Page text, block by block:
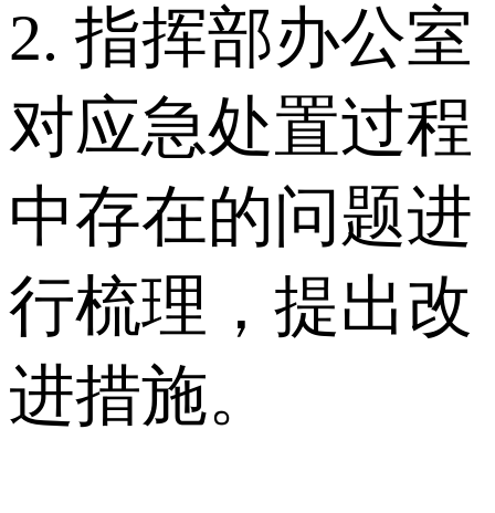
2. 指挥部办公室
对应急处置过程
中存在的问题进
行梳理，提出改
进措施。